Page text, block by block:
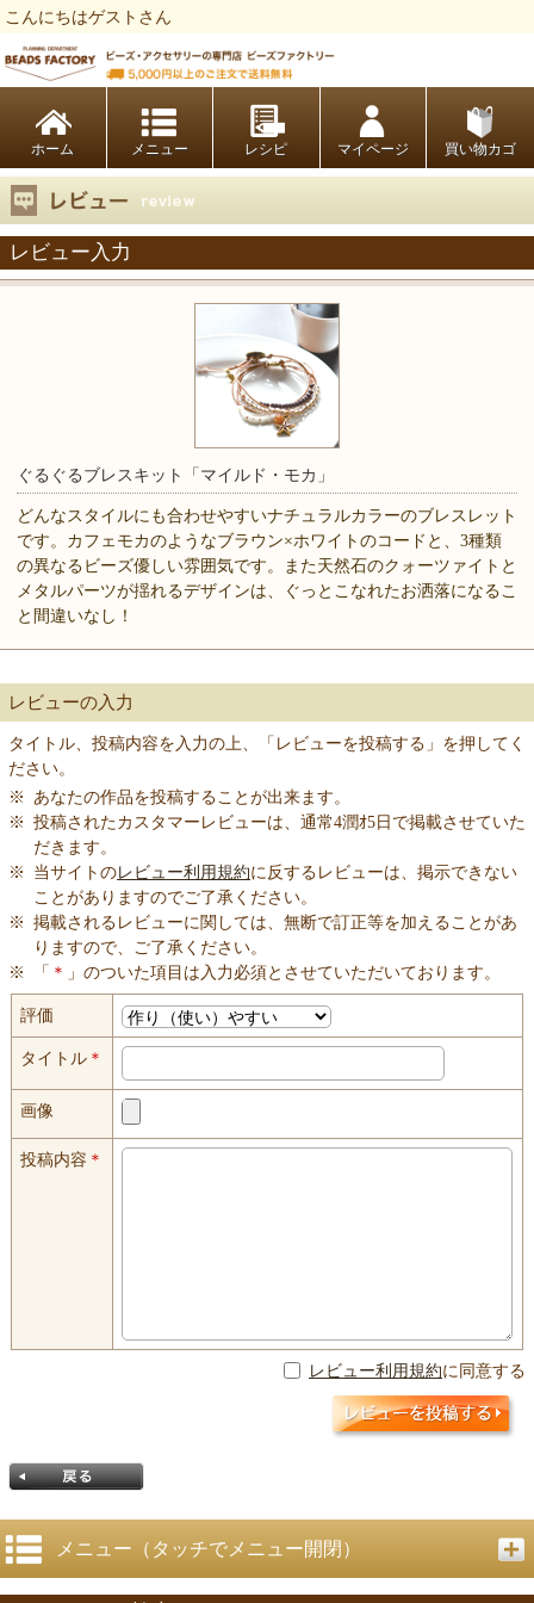
こんにちはゲストさん
ホーム レシピ マイページ 買い物カゴ
レビュー入力
ぐるぐるブレスキット「マイルド・モカ」
どんなスタイルにも合わせやすいナチュラルカラーのブレスレット
です。カフェモカのようなブラウン×ホワイトのコードと、3種類
の異なるビーズ優しい雰囲気です。また天然石のクォーツァイトと
メタルパーツが揺れるデザインは、ぐっとこなれたお洒落になるこ
と間違いなし！
レビューの入力
タイトル、投稿内容を入力の上、「レビューを投稿する」を押してく
ださい。
※ あなたの作品を投稿することが出来ます。
※ 投稿されたカスタマーレビューは、通常4潤ｵ5日で掲載させていた
だきます。
※
当サイトのレビュー利用規約に反するレビューは、掲示できない
ことがありますのでご了承ください。
※ 掲載されるレビューに関しては、無断で訂正等を加えることがあ
りますので、ご了承ください。
※
「 ＊ 」のついた項目は入力必須とさせていただいております。
評価
タイトル＊
画像
投稿内容 ＊
レビュー利用規約に同意する
メニュー（タッチでメニュー開閉）